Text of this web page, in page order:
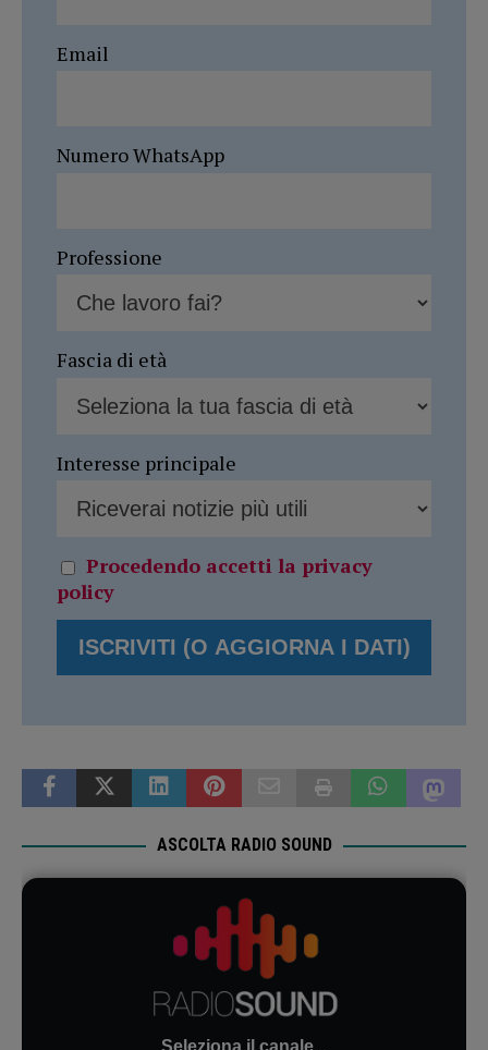
Email
Numero WhatsApp
Professione
Fascia di età
Interesse principale
Procedendo accetti la privacy
policy
ASCOLTA RADIO SOUND